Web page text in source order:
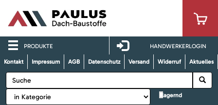
PRODUKTE HANDWERKERLOGIN
Kontakt Impressum AGB Datenschutz Versand Widerruf Aktuelles
lagernd